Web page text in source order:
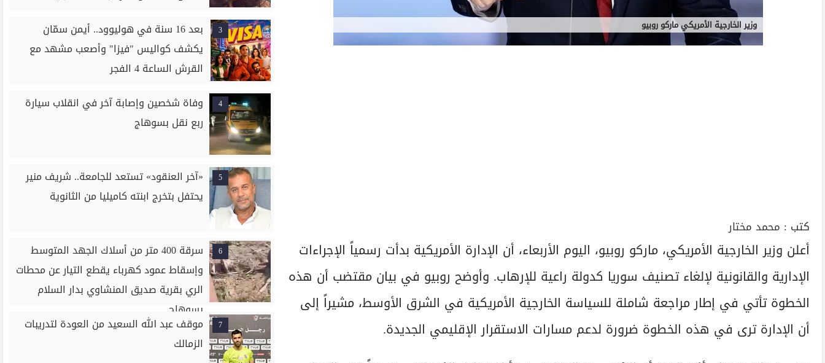
وزير الخارجية الأمريكي ماركو روبيو
كتب : محمد مختار
أعلن وزير الخارجية الأمريكي، ماركو روبيو، اليوم الأربعاء، أن الإدارة الأمريكية بدأت رسمياً الإجراءات
الإدارية والقانونية لإلغاء تصنيف سوريا كدولة راعية للإرهاب. وأوضح روبيو في بيان مقتضب أن هذه
الخطوة تأتي في إطار مراجعة شاملة للسياسة الخارجية الأمريكية في الشرق الأوسط، مشيراً إلى
أن الإدارة ترى في هذه الخطوة ضرورة لدعم مسارات الاستقرار الإقليمي الجديدة.
3
بعد 16 سنة في هوليوود.. أيمن سمّان
يكشف كواليس "فيزا" وأصعب مشهد مع
القرش الساعة 4 الفجر
4
وفاة شخصين وإصابة آخر في انقلاب سيارة
ربع نقل بسوهاج
5
«آخر العنقود» تستعد للجامعة.. شريف منير
يحتفل بتخرج ابنته كاميليا من الثانوية
6
سرقة 400 متر من أسلاك الجهد المتوسط
وإسقاط عمود كهرباء يقطع التيار عن محطات
الري بقرية صديق المنشاوي بدار السلام
بسوهاج
7
موقف عبد الله السعيد من العودة لتدريبات
الزمالك